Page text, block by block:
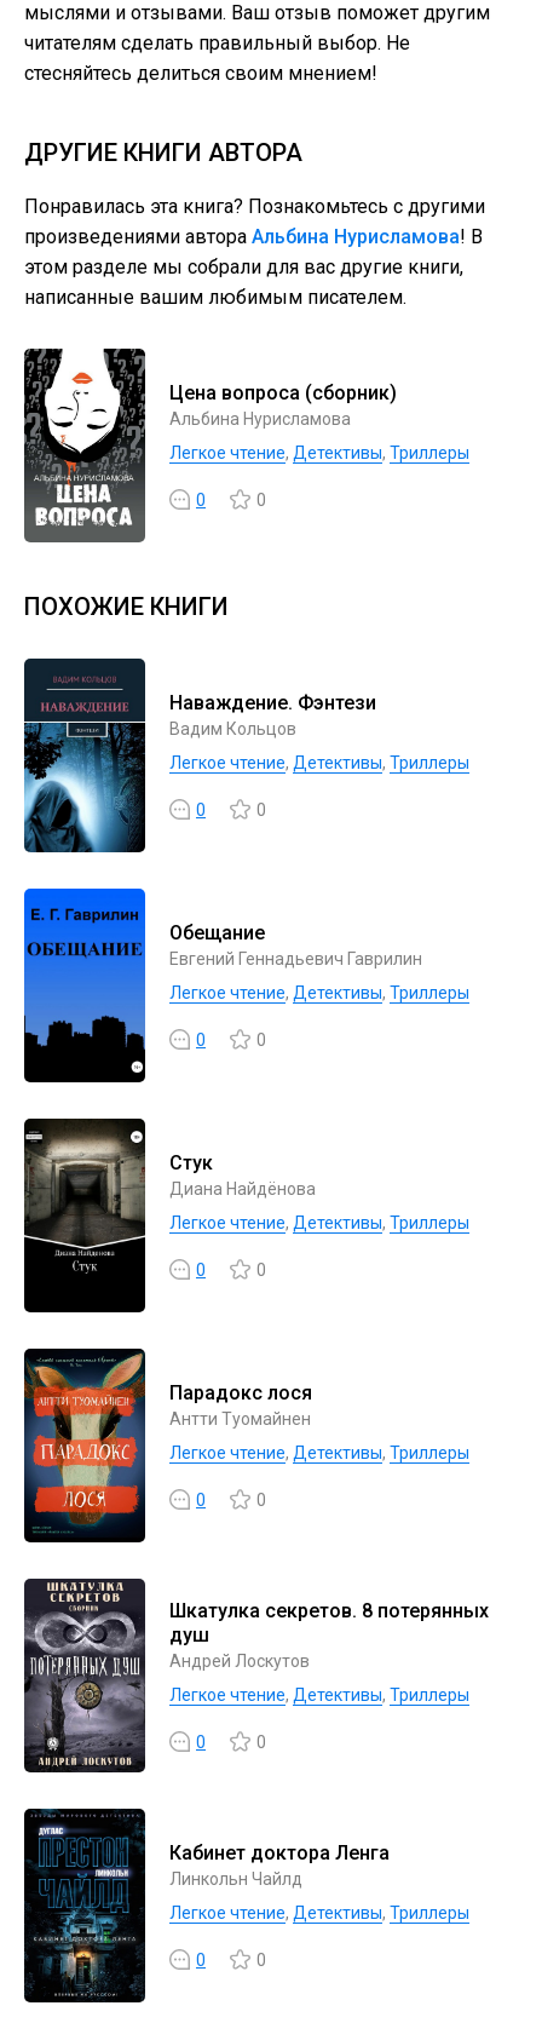
мыслями и отзывами. Ваш отзыв поможет другим
читателям сделать правильный выбор. Не
стесняйтесь делиться своим мнением!
ДРУГИЕ КНИГИ АВТОРА
Понравилась эта книга? Познакомьтесь с другими
произведениями автора Альбина Нурисламова! В
этом разделе мы собрали для вас другие книги,
написанные вашим любимым писателем.
Цена вопроса (сборник)
Альбина Нурисламова
Легкое чтение, Детективы, Триллеры
0 0
ПОХОЖИЕ КНИГИ
Наваждение. Фэнтези
Вадим Кольцов
Легкое чтение, Детективы, Триллеры
0 0
Обещание
Евгений Геннадьевич Гаврилин
Легкое чтение, Детективы, Триллеры
0 0
Стук
Диана Найдёнова
Легкое чтение, Детективы, Триллеры
0 0
Парадокс лося
Антти Туомайнен
Легкое чтение, Детективы, Триллеры
0 0
Шкатулка секретов. 8 потерянных
душ
Андрей Лоскутов
Легкое чтение, Детективы, Триллеры
0 0
Кабинет доктора Ленга
Линкольн Чайлд
Легкое чтение, Детективы, Триллеры
0 0